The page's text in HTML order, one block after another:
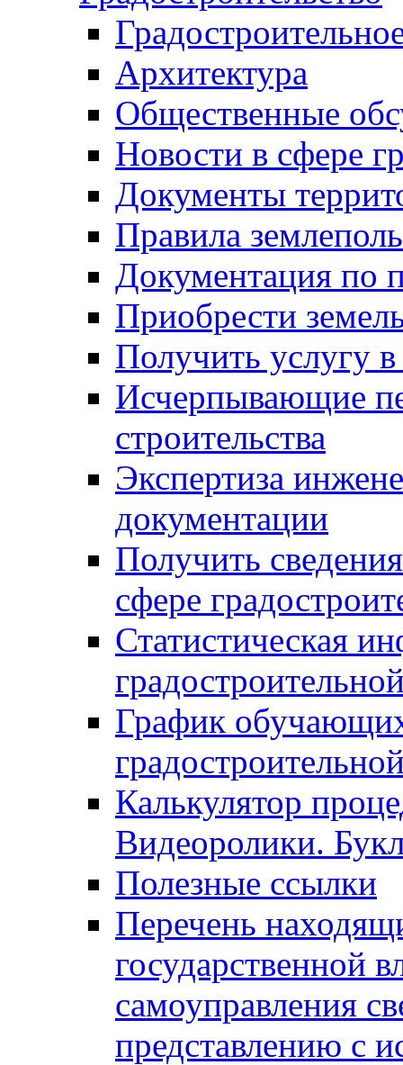
Архитектура
Общественные
Новости в сфере
Документы
Правила
Документация по
Приобрести
Получить услугу в
Исчерпывающие
строительства
Экспертиза
документации
Получить
сфере
Статистическая
График
Калькулятор
Видеоролики.
Полезные ссылки
Перечень
государственной
самоуправления
представлению с